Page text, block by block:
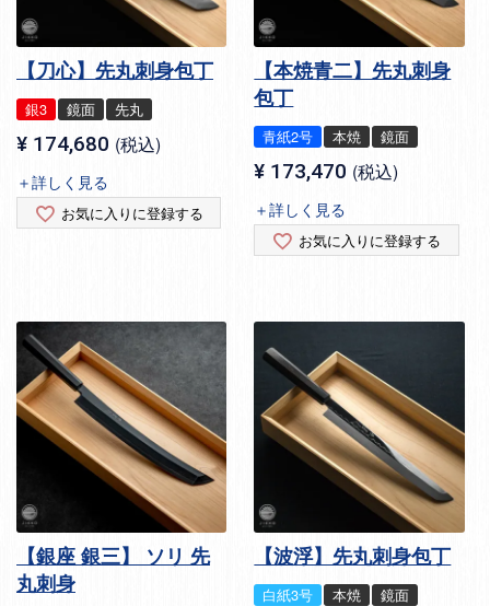
【刀心】先丸刺身包丁
銀3 鏡面 先丸
¥ 174,680 税込
＋詳しく見る
お気に入りに登録する
【本焼青二】先丸刺身
包丁
青紙2号 本焼 鏡面
¥ 173,470 税込
＋詳しく見る
お気に入りに登録する
【銀座 銀三】 ソリ 先
丸刺身
【波浮】先丸刺身包丁
白紙3号 本焼
鏡面